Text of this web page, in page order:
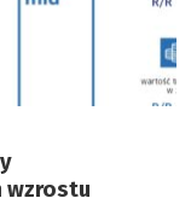
wzrostu